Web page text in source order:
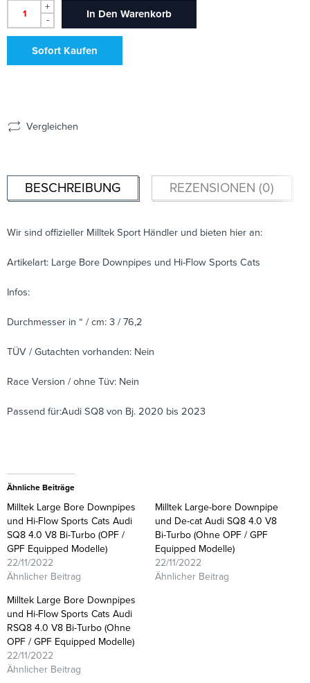
+
-
In Den Warenkorb
Sofort Kaufen
Vergleichen
BESCHREIBUNG REZENSIONEN (0)
Wir sind offizieller Milltek Sport Händler und bieten hier an:
Artikelart: Large Bore Downpipes und Hi-Flow Sports Cats
Infos:
Durchmesser in “ / cm: 3 / 76,2
TÜV / Gutachten vorhanden: Nein
Race Version / ohne Tüv: Nein
Passend für:Audi SQ8 von Bj. 2020 bis 2023
Ähnliche Beiträge
Milltek Large Bore Downpipes
und Hi-Flow Sports Cats Audi
SQ8 4.0 V8 Bi-Turbo (OPF /
GPF Equipped Modelle)
22/11/2022
Ähnlicher Beitrag
Milltek Large-bore Downpipe
und De-cat Audi SQ8 4.0 V8
Bi-Turbo (Ohne OPF / GPF
Equipped Modelle)
22/11/2022
Ähnlicher Beitrag
Milltek Large Bore Downpipes
und Hi-Flow Sports Cats Audi
RSQ8 4.0 V8 Bi-Turbo (Ohne
OPF / GPF Equipped Modelle)
22/11/2022
Ähnlicher Beitrag